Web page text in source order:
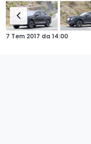
7 Tem 2017 da 14:00